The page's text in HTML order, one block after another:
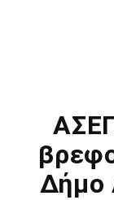
Δήμο